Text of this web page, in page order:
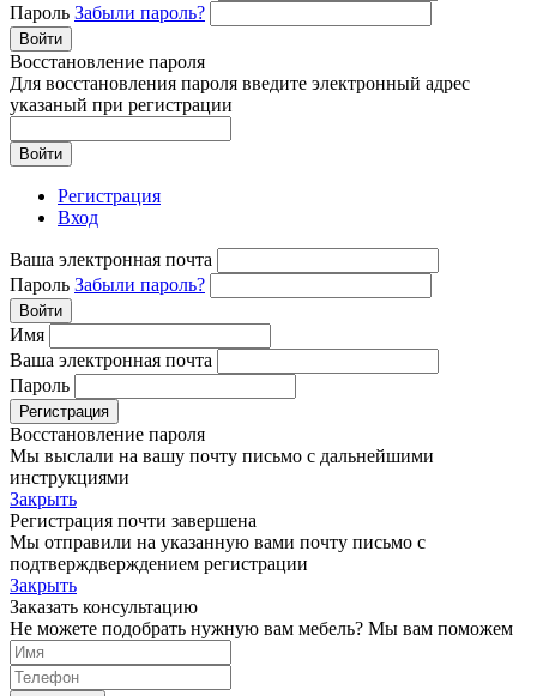
Пароль Забыли пароль?
Войти
Восстановление пароля
Для восстановления пароля введите электронный адрес
указаный при регистрации
Войти
Регистрация
Вход
Ваша электронная почта
Пароль Забыли пароль?
Войти
Имя
Ваша электронная почта
Пароль
Регистрация
Восстановление пароля
Мы выслали на вашу почту письмо с дальнейшими
инструкциями
Закрыть
Регистрация почти завершена
Мы отправили на указанную вами почту письмо с
подтверждверждением регистрации
Закрыть
Заказать консультацию
Не можете подобрать нужную вам мебель? Мы вам поможем